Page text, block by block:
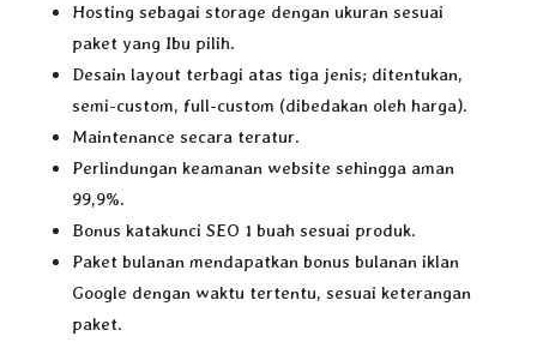
Hosting sebagai storage dengan ukuran sesuai
paket yang Ibu pilih.
Desain layout terbagi atas tiga jenis; ditentukan,
semi-custom, full-custom (dibedakan oleh harga).
Maintenance secara teratur.
Perlindungan keamanan website sehingga aman
99,9%.
Bonus katakunci SEO 1 buah sesuai produk.
Paket bulanan mendapatkan bonus bulanan iklan
Google dengan waktu tertentu, sesuai keterangan
paket.